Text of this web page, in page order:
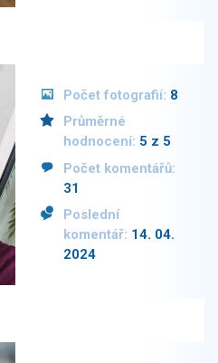
Počet fotografií: 8
Průměrné
hodnocení: 5 z 5
Počet komentářů:
31
Poslední
komentář: 14. 04.
2024